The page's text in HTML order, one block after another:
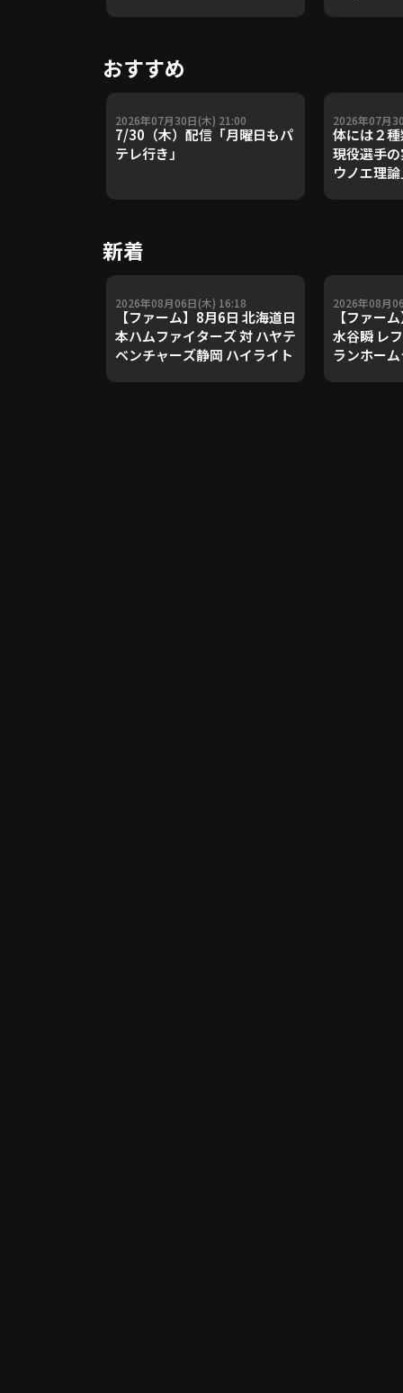
おすすめ
2026年07月30日(木) 21:00
7/30（木）配信「月曜日もパ
テレ行き」
2026年07月
体には２
現役選手
ウノエ理
新着
2026年08月06日(木) 16:18
【ファーム】8月6日 北海道日
本ハムファイターズ 対 ハヤテ
ベンチャーズ静岡 ハイライト
2026年08月
【ファー
水谷瞬 レ
ランホー